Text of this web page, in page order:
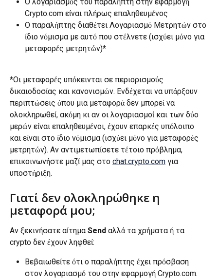
Crypto.com είναι πλήρως επαληθευμένος
Ο παραλήπτης διαθέτει Λογαριασμό Μετρητών στο
ίδιο νόμισμα με αυτό που στέλνετε (ισχύει μόνο για
μεταφορές μετρητών)*
*Οι μεταφορές υπόκεινται σε περιορισμούς
δικαιοδοσίας και κανονισμών. Ενδέχεται να υπάρξουν
περιπτώσεις όπου μια μεταφορά δεν μπορεί να
ολοκληρωθεί, ακόμη κι αν οι λογαριασμοί και των δύο
μερών είναι επαληθευμένοι, έχουν επαρκές υπόλοιπο
και είναι στο ίδιο νόμισμα (ισχύει μόνο για μεταφορές
μετρητών). Αν αντιμετωπίσετε τέτοιο πρόβλημα,
επικοινωνήστε μαζί μας στο chat.crypto.com για
υποστήριξη.
Γιατί δεν ολοκληρώθηκε η
μεταφορά μου;
Αν ξεκινήσατε αίτημα Send αλλά τα χρήματα ή τα
crypto δεν έχουν ληφθεί:
Βεβαιωθείτε ότι ο παραλήπτης έχει πρόσβαση
στον λογαριασμό του στην εφαρμογή Crypto.com.